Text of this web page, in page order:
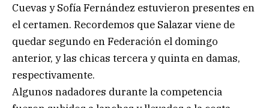
Cuevas y Sofía Fernández estuvieron presentes en
el certamen. Recordemos que Salazar viene de
quedar segundo en Federación el domingo
anterior, y las chicas tercera y quinta en damas,
respectivamente.
Algunos nadadores durante la competencia